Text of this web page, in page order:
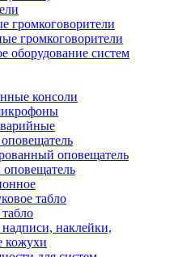
громкоговорители
громкоговорители
оборудование систем
консоли
оповещатель
табло
наклейки,
кожухи